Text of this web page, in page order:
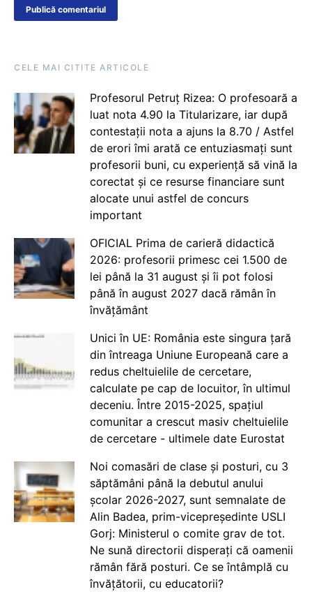
CELE MAI CITITE ARTICOLE
Profesorul Petruț Rizea: O profesoară a
luat nota 4.90 la Titularizare, iar după
contestații nota a ajuns la 8.70 / Astfel
de erori îmi arată ce entuziasmați sunt
profesorii buni, cu experiență să vină la
corectat și ce resurse financiare sunt
alocate unui astfel de concurs
important
OFICIAL Prima de carieră didactică
2026: profesorii primesc cei 1.500 de
lei până la 31 august și îi pot folosi
până în august 2027 dacă rămân în
învățământ
Unici în UE: România este singura țară
din întreaga Uniune Europeană care a
redus cheltuielile de cercetare,
calculate pe cap de locuitor, în ultimul
deceniu. Între 2015-2025, spațiul
comunitar a crescut masiv cheltuielile
de cercetare - ultimele date Eurostat
Noi comasări de clase și posturi, cu 3
săptămâni până la debutul anului
școlar 2026-2027, sunt semnalate de
Alin Badea, prim-vicepreședinte USLI
Gorj: Ministerul o comite grav de tot.
Ne sună directorii disperați că oamenii
rămân fără posturi. Ce se întâmplă cu
învățătorii, cu educatorii?